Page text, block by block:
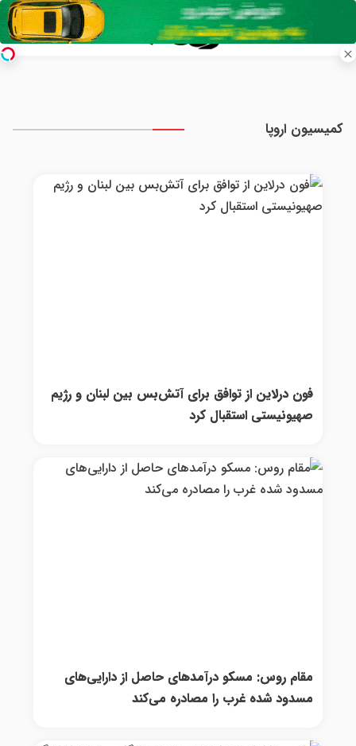
كميسيون اروپا
فون درلاین از توافق برای آتش‌بس بین لبنان و رژیم
صهیونیستی استقبال کرد
مقام روس: مسکو درآمدهای حاصل از دارایی‌های
مسدود شده غرب را مصادره می‌کند